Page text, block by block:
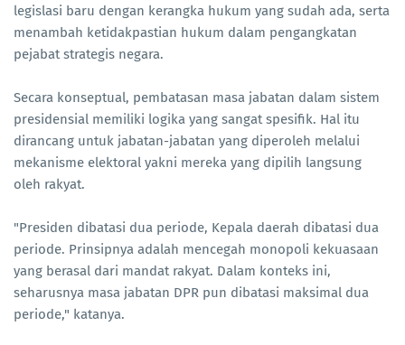
legislasi baru dengan kerangka hukum yang sudah ada, serta
menambah ketidakpastian hukum dalam pengangkatan
pejabat strategis negara.
Secara konseptual, pembatasan masa jabatan dalam sistem
presidensial memiliki logika yang sangat spesifik. Hal itu
dirancang untuk jabatan-jabatan yang diperoleh melalui
mekanisme elektoral yakni mereka yang dipilih langsung
oleh rakyat.
"Presiden dibatasi dua periode, Kepala daerah dibatasi dua
periode. Prinsipnya adalah mencegah monopoli kekuasaan
yang berasal dari mandat rakyat. Dalam konteks ini,
seharusnya masa jabatan DPR pun dibatasi maksimal dua
periode," katanya.